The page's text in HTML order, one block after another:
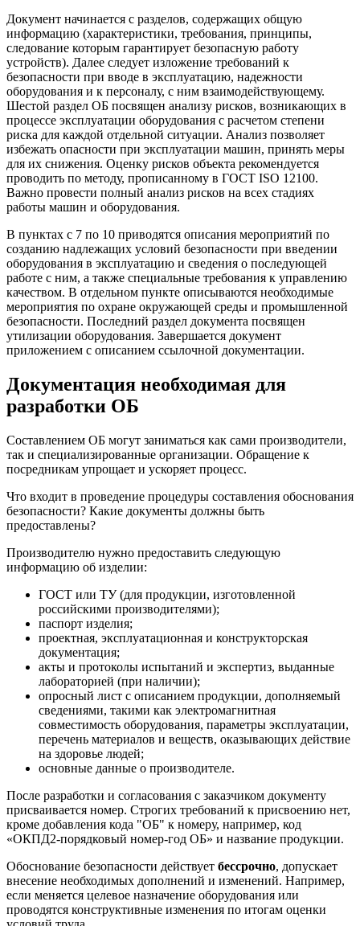
Документ начинается с разделов, содержащих общую
информацию (характеристики, требования, принципы,
следование которым гарантирует безопасную работу
устройств). Далее следует изложение требований к
безопасности при вводе в эксплуатацию, надежности
оборудования и к персоналу, с ним взаимодействующему.
Шестой раздел ОБ посвящен анализу рисков, возникающих в
процессе эксплуатации оборудования с расчетом степени
риска для каждой отдельной ситуации. Анализ позволяет
избежать опасности при эксплуатации машин, принять меры
для их снижения. Оценку рисков объекта рекомендуется
проводить по методу, прописанному в ГОСТ ISO 12100.
Важно провести полный анализ рисков на всех стадиях
работы машин и оборудования.
В пунктах с 7 по 10 приводятся описания мероприятий по
созданию надлежащих условий безопасности при введении
оборудования в эксплуатацию и сведения о последующей
работе с ним, а также специальные требования к управлению
качеством. В отдельном пункте описываются необходимые
мероприятия по охране окружающей среды и промышленной
безопасности. Последний раздел документа посвящен
утилизации оборудования. Завершается документ
приложением с описанием ссылочной документации.
Документация необходимая для
разработки ОБ
Составлением ОБ могут заниматься как сами производители,
так и специализированные организации. Обращение к
посредникам упрощает и ускоряет процесс.
Что входит в проведение процедуры составления обоснования
безопасности? Какие документы должны быть
предоставлены?
Производителю нужно предоставить следующую
информацию об изделии:
ГОСТ или ТУ (для продукции, изготовленной
российскими производителями);
паспорт изделия;
проектная, эксплуатационная и конструкторская
документация;
акты и протоколы испытаний и экспертиз, выданные
лабораторией (при наличии);
опросный лист с описанием продукции, дополняемый
сведениями, такими как электромагнитная
совместимость оборудования, параметры эксплуатации,
перечень материалов и веществ, оказывающих действие
на здоровье людей;
основные данные о производителе.
После разработки и согласования с заказчиком документу
присваивается номер. Строгих требований к присвоению нет,
кроме добавления кода "ОБ" к номеру, например, код
«ОКПД2-порядковый номер-год ОБ» и название продукции.
Обоснование безопасности действует бессрочно, допускает
внесение необходимых дополнений и изменений. Например,
если меняется целевое назначение оборудования или
проводятся конструктивные изменения по итогам оценки